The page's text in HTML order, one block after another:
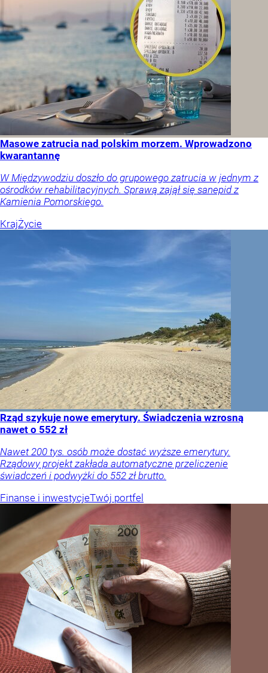
Masowe zatrucia nad polskim morzem. Wprowadzono
kwarantannę
W Międzywodziu doszło do grupowego zatrucia w jednym z
ośrodków rehabilitacyjnych. Sprawą zajął się sanepid z
Kamienia Pomorskiego.
KrajŻycie
Rząd szykuje nowe emerytury. Świadczenia wzrosną
nawet o 552 zł
Nawet 200 tys. osób może dostać wyższe emerytury.
Rządowy projekt zakłada automatyczne przeliczenie
świadczeń i podwyżki do 552 zł brutto.
Finanse i inwestycjeTwój portfel